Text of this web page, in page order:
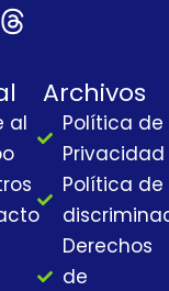
T
h
r
e
a
d
s
al
Archivos
Política de
Privacidad
Política de
Derechos
de